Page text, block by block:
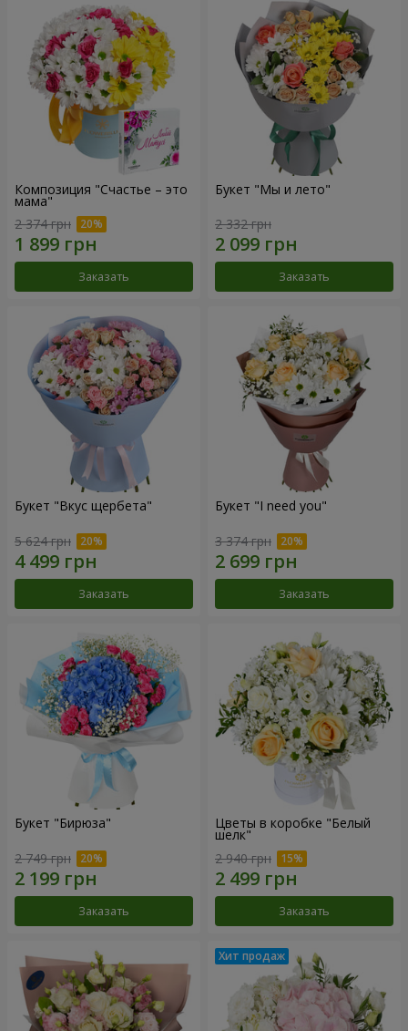
Композиция "Счастье – это
мама"
2 374 грн
Заказать
Букет "Мы и лето"
2 332 грн
Заказать
Букет "Вкус щербета"
5 624 грн
Заказать
Букет "I need you"
3 374 грн
Заказать
Букет "Бирюза"
2 749 грн
Заказать
Цветы в коробке "Белый
шелк"
2 940 грн
Заказать